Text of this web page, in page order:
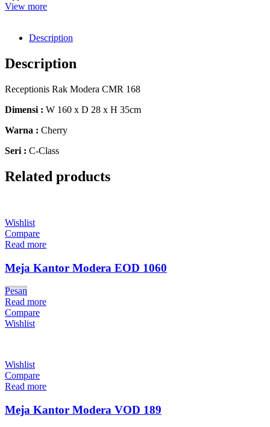
View more
Description
Description
Receptionis Rak Modera CMR 168
Dimensi : W 160 x D 28 x H 35cm
Warna : Cherry
Seri : C-Class
Related products
Wishlist
Compare
Read more
Meja Kantor Modera EOD 1060
Pesan
Read more
Compare
Wishlist
Wishlist
Compare
Read more
Meja Kantor Modera VOD 189